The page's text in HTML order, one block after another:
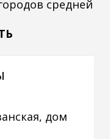
средней
дом